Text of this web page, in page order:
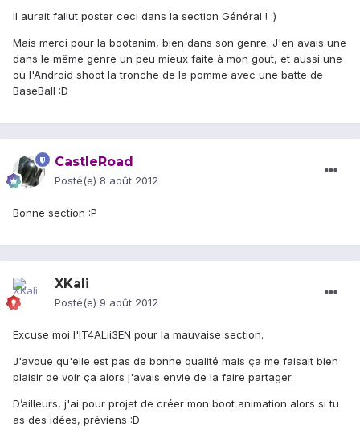
Il aurait fallut poster ceci dans la section Général ! :)
Mais merci pour la bootanim, bien dans son genre. J'en avais une
dans le même genre un peu mieux faite à mon gout, et aussi une
où l'Android shoot la tronche de la pomme avec une batte de
BaseBall :D
CastleRoad
Posté(e) 8 août 2012
Bonne section :P
XKali
Posté(e) 9 août 2012
Excuse moi l'IT4ALii3EN pour la mauvaise section.
J'avoue qu'elle est pas de bonne qualité mais ça me faisait bien
plaisir de voir ça alors j'avais envie de la faire partager.
D’ailleurs, j'ai pour projet de créer mon boot animation alors si tu
as des idées, préviens :D